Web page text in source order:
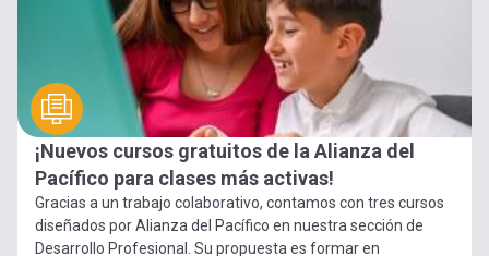
¡Nuevos cursos gratuitos de la Alianza del
Pacífico para clases más activas!
Gracias a un trabajo colaborativo, contamos con tres cursos
diseñados por Alianza del Pacífico en nuestra sección de
Desarrollo Profesional. Su propuesta es formar en